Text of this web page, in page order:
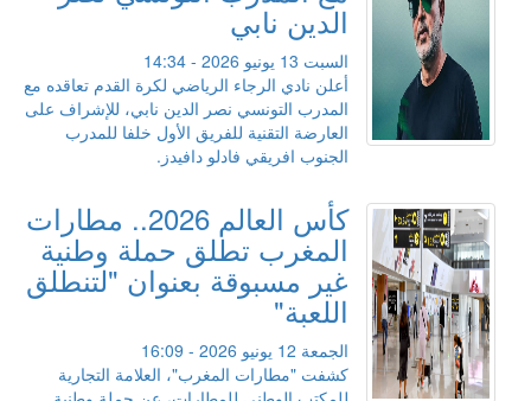
الدين نابي
السبت 13 يونيو 2026 - 14:34
أعلن نادي الرجاء الرياضي لكرة القدم تعاقده مع
المدرب التونسي نصر الدين نابي، للإشراف على
العارضة التقنية للفريق الأول خلفا للمدرب
الجنوب افريقي فادلو دافيدز.
كأس العالم 2026.. مطارات
المغرب تطلق حملة وطنية
غير مسبوقة بعنوان "لتنطلق
اللعبة"
الجمعة 12 يونيو 2026 - 16:09
كشفت "مطارات المغرب"، العلامة التجارية